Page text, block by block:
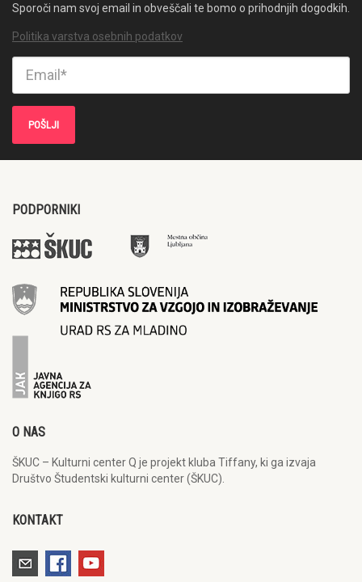
Sporoči nam svoj email in obveščali te bomo o prihodnjih dogodkih.
Politika varstva osebnih podatkov
PODPORNIKI
O NAS
ŠKUC – Kulturni center Q je projekt kluba Tiffany, ki ga izvaja
Društvo Študentski kulturni center (ŠKUC).
KONTAKT